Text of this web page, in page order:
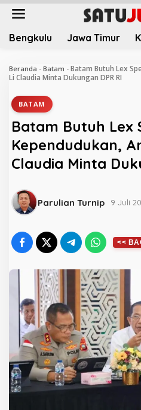
L
Bengkulu Jawa Timur
Beranda - Batam - Batam Butuh Lex
Li Claudia Minta Dukungan DPR RI
BATAM
Batam Butuh Lex
Kependudukan,
Claudia Minta
Parulian Turnip 9 Juli